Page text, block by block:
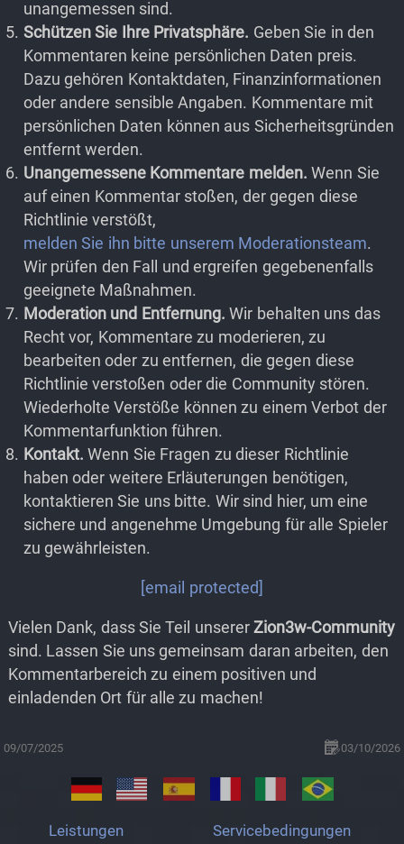
unangemessen sind.
Schützen Sie Ihre Privatsphäre. Geben Sie in den
Kommentaren keine persönlichen Daten preis.
Dazu gehören Kontaktdaten, Finanzinformationen
oder andere sensible Angaben. Kommentare mit
persönlichen Daten können aus Sicherheitsgründen
entfernt werden.
Unangemessene Kommentare melden. Wenn Sie
auf einen Kommentar stoßen, der gegen diese
Richtlinie verstößt,
melden Sie ihn bitte unserem Moderationsteam.
Wir prüfen den Fall und ergreifen gegebenenfalls
geeignete Maßnahmen.
Moderation und Entfernung. Wir behalten uns das
Recht vor, Kommentare zu moderieren, zu
bearbeiten oder zu entfernen, die gegen diese
Richtlinie verstoßen oder die Community stören.
Wiederholte Verstöße können zu einem Verbot der
Kommentarfunktion führen.
Kontakt. Wenn Sie Fragen zu dieser Richtlinie
haben oder weitere Erläuterungen benötigen,
kontaktieren Sie uns bitte. Wir sind hier, um eine
sichere und angenehme Umgebung für alle Spieler
zu gewährleisten.
[email protected]
Vielen Dank, dass Sie Teil unsererZion3w-Community
sind. Lassen Sie uns gemeinsam daran arbeiten, den
Kommentarbereich zu einem positiven und
einladenden Ort für alle zu machen!
09/07/2025 03/10/2026
Leistungen Servicebedingungen